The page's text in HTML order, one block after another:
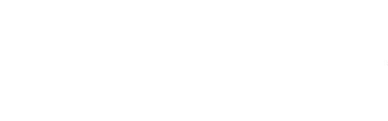
Bevk Perovič Arhitekti (Slowenien), Under-Construction Architects